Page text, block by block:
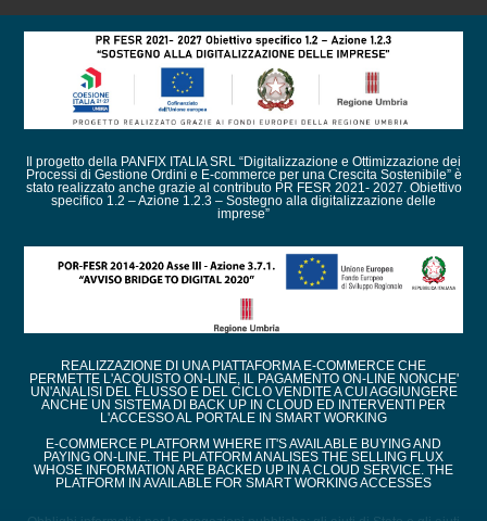
Il progetto della PANFIX ITALIA SRL “Digitalizzazione e Ottimizzazione dei
Processi di Gestione Ordini e E-commerce per una Crescita Sostenibile” è
stato realizzato anche grazie al contributo PR FESR 2021- 2027. Obiettivo
specifico 1.2 – Azione 1.2.3 – Sostegno alla digitalizzazione delle
imprese”
REALIZZAZIONE DI UNA PIATTAFORMA E-COMMERCE CHE
PERMETTE L'ACQUISTO ON-LINE, IL PAGAMENTO ON-LINE NONCHE'
UN'ANALISI DEL FLUSSO E DEL CICLO VENDITE A CUI AGGIUNGERE
ANCHE UN SISTEMA DI BACK UP IN CLOUD ED INTERVENTI PER
L'ACCESSO AL PORTALE IN SMART WORKING
E-COMMERCE PLATFORM WHERE IT'S AVAILABLE BUYING AND
PAYING ON-LINE. THE PLATFORM ANALISES THE SELLING FLUX
WHOSE INFORMATION ARE BACKED UP IN A CLOUD SERVICE. THE
PLATFORM IN AVAILABLE FOR SMART WORKING ACCESSES